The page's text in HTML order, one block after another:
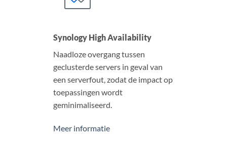
Synology High Availability
Naadloze overgang tussen
geclusterde servers in geval van
een serverfout, zodat de impact op
toepassingen wordt
geminimaliseerd.
Meer informatie